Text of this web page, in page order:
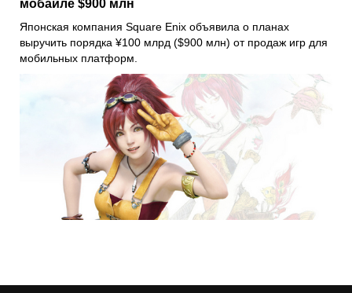
мобайле $900 млн
Японская компания Square Enix объявила о планах
выручить порядка ¥100 млрд ($900 млн) от продаж игр для
мобильных платформ.